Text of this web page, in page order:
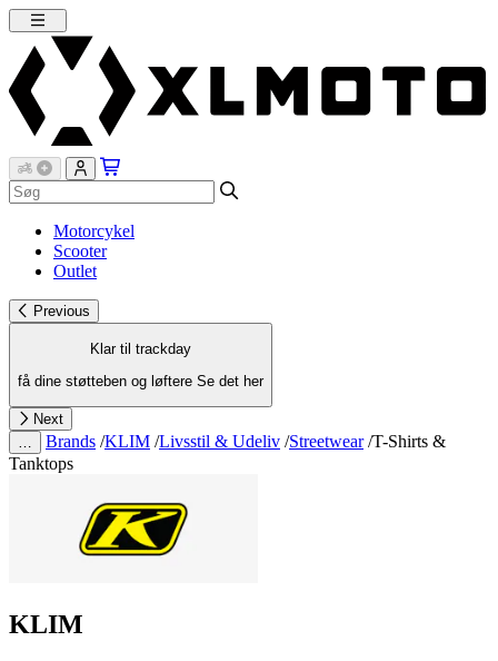
Motorcykel
Scooter
Outlet
Previous
Klar til trackday
få dine støtteben og løftere Se det her
Next
Brands /KLIM /Livsstil & Udeliv /Streetwear /T-Shirts &
Tanktops
KLIM